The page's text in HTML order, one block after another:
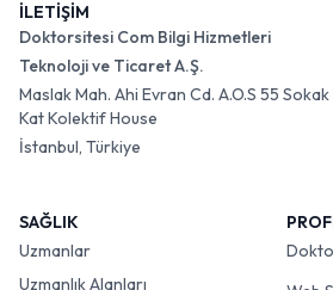
İLETİŞİM
Doktorsitesi Com Bilgi Hizmetleri
Teknoloji ve Ticaret A.Ş.
Maslak Mah. Ahi Evran Cd. A.O.S 55
Kat Kolektif House
İstanbul, Türkiye
SAĞLIK
Uzmanlar
Uzmanlık Alanları